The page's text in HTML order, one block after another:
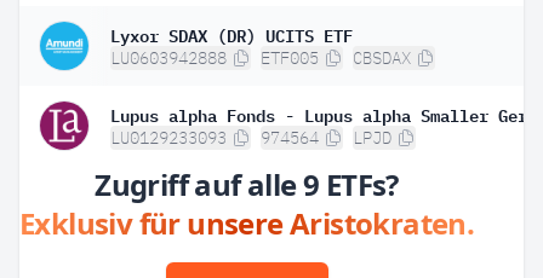
Lyxor SDAX (DR) UCITS ETF
LU0603942888 ETF005 CBSDAX
LU0129233093 974564 LPJD
Zugriff auf alle 9 ETFs?
Exklusiv für unsere Aristokraten.